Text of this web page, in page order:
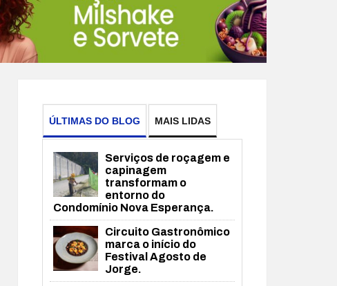
ÚLTIMAS DO BLOG MAIS LIDAS
Serviços de roçagem e
capinagem
transformam o
entorno do
Condomínio Nova Esperança.
Circuito Gastronômico
marca o início do
Festival Agosto de
Jorge.